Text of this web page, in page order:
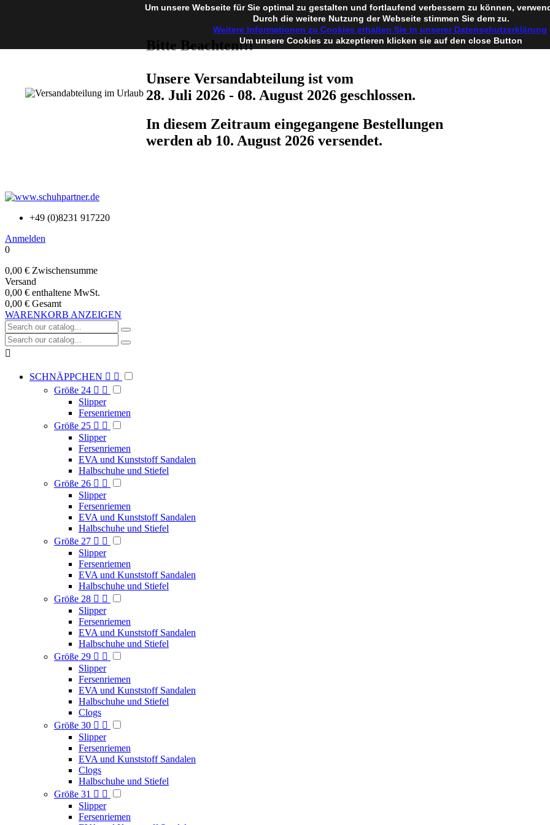
Bitte Beachten!!!
Unsere Versandabteilung ist vom
28. Juli 2026 - 08. August 2026 geschlossen.
In diesem Zeitraum eingegangene Bestellungen
werden ab 10. August 2026 versendet.
+49 (0)8231 917220
Anmelden
0
0,00 € Zwischensumme
Versand
0,00 € enthaltene MwSt.
0,00 € Gesamt
WARENKORB ANZEIGEN

SCHNÄPPCHEN  
Größe 24  
Slipper
Fersenriemen
Größe 25  
Slipper
Fersenriemen
EVA und Kunststoff Sandalen
Halbschuhe und Stiefel
Größe 26  
Slipper
Fersenriemen
EVA und Kunststoff Sandalen
Halbschuhe und Stiefel
Größe 27  
Slipper
Fersenriemen
EVA und Kunststoff Sandalen
Halbschuhe und Stiefel
Größe 28  
Slipper
Fersenriemen
EVA und Kunststoff Sandalen
Halbschuhe und Stiefel
Größe 29  
Slipper
Fersenriemen
EVA und Kunststoff Sandalen
Halbschuhe und Stiefel
Clogs
Größe 30  
Slipper
Fersenriemen
EVA und Kunststoff Sandalen
Clogs
Halbschuhe und Stiefel
Größe 31  
Slipper
Fersenriemen
Um unsere Webseite für Sie optimal zu gestalten und fortlaufend verbessern zu können,
Durch die weitere Nutzung der Webseite stimmen Sie dem zu.
Weitere Informationen zu Cookies erhalten Sie in unserer Datenschutzerklärung
Um unsere Cookies zu akzeptieren klicken sie auf den close Button